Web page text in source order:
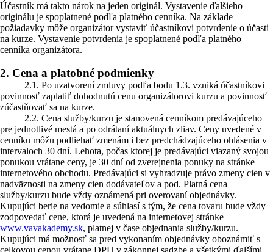
Účastník má takto nárok na jeden originál. Vystavenie ďalšieho
originálu je spoplatnené podľa platného cenníka. Na základe
požiadavky môže organizátor vystaviť účastníkovi potvrdenie o účasti
na kurze. Vystavenie potvrdenia je spoplatnené podľa platného
cenníka organizátora.
2. Cena a platobné podmienky
2.1. Po uzatvorení zmluvy podľa bodu 1.3. vzniká účastníkovi
povinnosť zaplatiť dohodnutú cenu organizátorovi kurzu a povinnosť
zúčastňovať sa na kurze.
2.2. Cena služby/kurzu je stanovená cenníkom predávajúceho
pre jednotlivé mestá a po odrátaní aktuálnych zliav. Ceny uvedené v
cenníku môžu podliehať zmenám i bez predchádzajúceho ohlásenia v
intervaloch 30 dní. Lehota, počas ktorej je predávajúci viazaný svojou
ponukou vrátane ceny, je 30 dní od zverejnenia ponuky na stránke
internetového obchodu. Predávajúci si vyhradzuje právo zmeny cien v
nadväznosti na zmeny cien dodávateľov a pod. Platná cena
služby/kurzu bude vždy oznámená pri overovaní objednávky.
Kupujúci berie na vedomie a súhlasí s tým, že cena tovaru bude vždy
zodpovedať cene, ktorá je uvedená na internetovej stránke
www.vavakademy.sk, platnej v čase objednania služby/kurzu.
Kupujúci má možnosť sa pred vykonaním objednávky oboznámiť s